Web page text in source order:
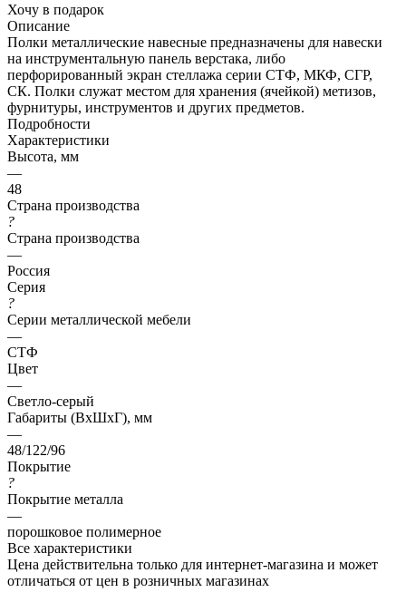
Хочу в подарок
Описание
Полки металлические навесные предназначены для навески
на инструментальную панель верстака, либо
перфорированный экран стеллажа серии СТФ, МКФ, СГР,
СК. Полки служат местом для хранения (ячейкой) метизов,
фурнитуры, инструментов и других предметов.
Подробности
Характеристики
Высота, мм
—
48
Страна производства
?
Страна производства
—
Россия
Серия
?
Серии металлической мебели
—
СТФ
Цвет
—
Светло-серый
Габариты (ВхШхГ), мм
—
48/122/96
Покрытие
?
Покрытие металла
—
порошковое полимерное
Все характеристики
Цена действительна только для интернет-магазина и может
отличаться от цен в розничных магазинах